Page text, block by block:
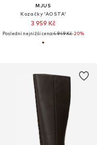
MJUS
Kozačky 'AOSTA'
3 959 Kč
Poslední nejnižší cena:4 949 Kč-20%